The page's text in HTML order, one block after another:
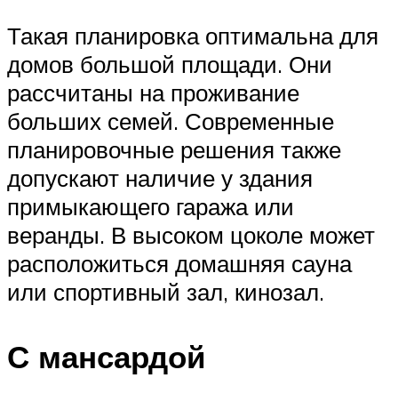
Такая планировка оптимальна для
домов большой площади. Они
рассчитаны на проживание
больших семей. Современные
планировочные решения также
допускают наличие у здания
примыкающего гаража или
веранды. В высоком цоколе может
расположиться домашняя сауна
или спортивный зал, кинозал.
С мансардой